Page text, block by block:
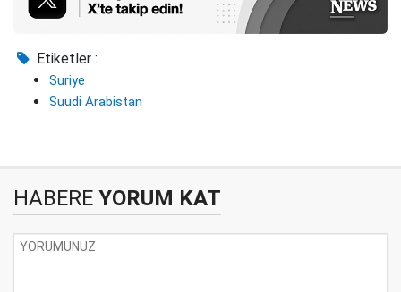
Etiketler :
Suriye
Suudi Arabistan
HABERE YORUM KAT